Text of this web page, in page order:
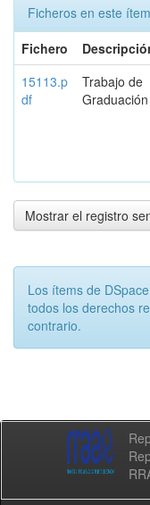
Ficheros en este
Fichero
15113.p
df
Trabajo de
Graduación
Mostrar el registro
Los ítems de
todos los derechos
contrario.